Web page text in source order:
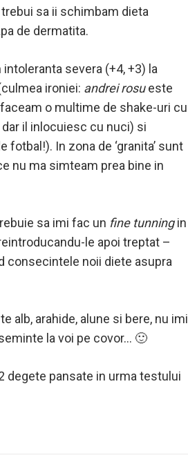
trebui sa ii schimbam dieta
de dermatita.
severa (+4, +3) la
ironiei: andrei rosueste
o multime de shake-uri cu
dar il inlocuiesc cu nuci) si
In zona de ‘granita’ sunt
nu ma simteam prea bine in
sa imi fac un fine tunningin
le apoi treptat –
consecintele noii diete asupra
alb, arahide, alune si bere, nu imi
la voi pe covor… 🙂
degete pansate in urma testului